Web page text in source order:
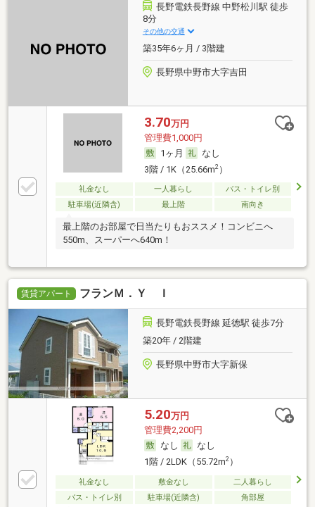
長野電鉄長野線 中野松川駅 徒歩
8分
その他の交通
築35年6ヶ月 / 3階建
長野県中野市大字吉田
3.70万円
管理費1,000円
1ヶ月
なし
3階 / 1K（25.66m2）
礼金なし 一人暮らし
バス・トイレ別
駐車場(近隣含)
最上階 南向き
最上階のお部屋で日当たりもおススメ！コンビニへ
550m、スーパーへ640m！
賃貸アパート フランＭ．Ｙ Ｉ
長野電鉄長野線 延徳駅 徒歩7分
築20年 / 2階建
長野県中野市大字新保
5.20万円
管理費2,200円
なし
なし
1階 / 2LDK（55.72m2）
礼金なし 敷金なし
二人暮らし
バス・トイレ別
駐車場(近隣含) 角部屋